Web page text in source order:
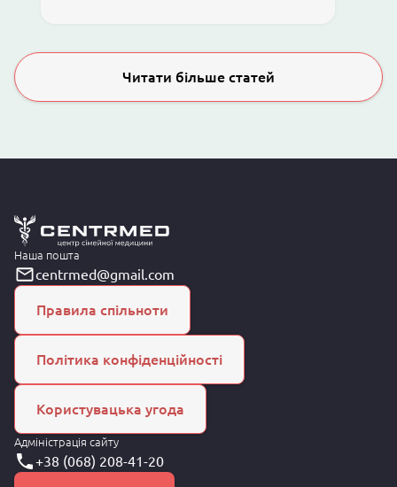
Читати більше статей
Наша пошта
centrmed@gmail.com
Правила спільноти
Політика конфіденційності
Користувацька угода
Адміністрація сайту
+38 (068) 208-41-20